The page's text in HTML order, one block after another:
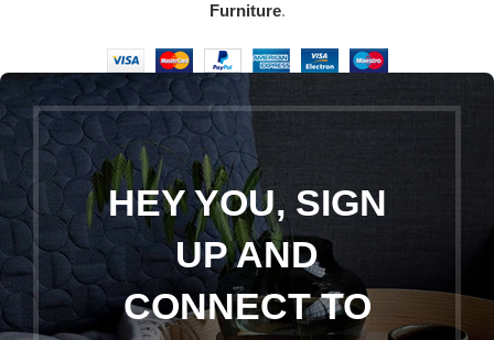
Furniture.
HEY YOU, SIGN
UP AND
CONNECT TO